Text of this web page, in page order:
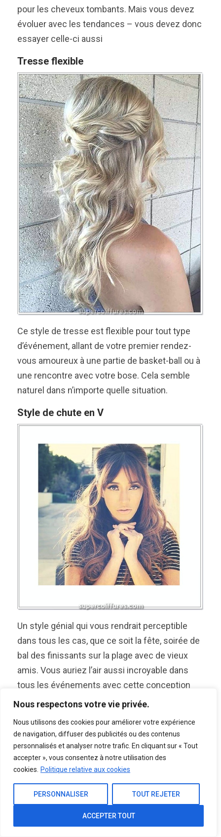
Nous respectons votre vie privée.
Nous utilisons des cookies pour améliorer votre expérience
de navigation, diffuser des publicités ou des contenus
personnalisés et analyser notre trafic. En cliquant sur « Tout
accepter », vous consentez à notre utilisation des
cookies.
Politique relative aux cookies
PERSONNALISER TOUT REJETER
ACCEPTER TOUT
pour les cheveux tombants. Mais vous devez
évoluer avec les tendances – vous devez donc
essayer celle-ci aussi
Tresse flexible
Ce style de tresse est flexible pour tout type
d’événement, allant de votre premier rendez-
vous amoureux à une partie de basket-ball ou à
une rencontre avec votre bose. Cela semble
naturel dans n’importe quelle situation.
Style de chute en V
Un style génial qui vous rendrait perceptible
dans tous les cas, que ce soit la fête, soirée de
bal des finissants sur la plage avec de vieux
amis. Vous auriez l’air aussi incroyable dans
tous les événements avec cette conception
douce
Soft-Cut Down